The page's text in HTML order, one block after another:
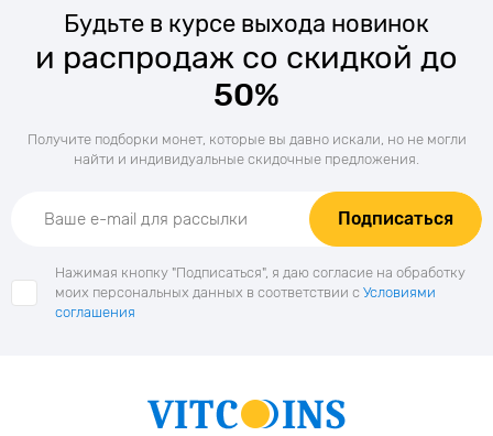
Будьте в курсе выхода новинок
и распродаж со скидкой до
50%
Получите подборки монет, которые вы давно искали, но не могли
найти и индивидуальные скидочные предложения.
Подписаться
Нажимая кнопку "Подписаться", я даю согласие на обработку
моих персональных данных в соответствии с Условиями
соглашения